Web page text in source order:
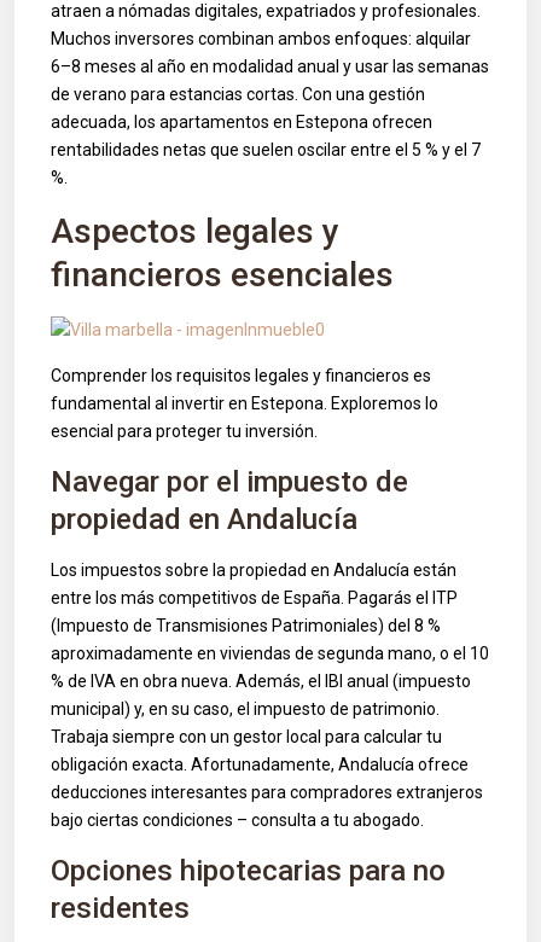
atraen a nómadas digitales, expatriados y profesionales.
Muchos inversores combinan ambos enfoques: alquilar
6–8 meses al año en modalidad anual y usar las semanas
de verano para estancias cortas. Con una gestión
adecuada, los apartamentos en Estepona ofrecen
rentabilidades netas que suelen oscilar entre el 5 % y el 7
%.
Aspectos legales y
financieros esenciales
Comprender los requisitos legales y financieros es
fundamental al invertir en Estepona. Exploremos lo
esencial para proteger tu inversión.
Navegar por el impuesto de
propiedad en Andalucía
Los impuestos sobre la propiedad en Andalucía están
entre los más competitivos de España. Pagarás el ITP
(Impuesto de Transmisiones Patrimoniales) del 8 %
aproximadamente en viviendas de segunda mano, o el 10
% de IVA en obra nueva. Además, el IBI anual (impuesto
municipal) y, en su caso, el impuesto de patrimonio.
Trabaja siempre con un gestor local para calcular tu
obligación exacta. Afortunadamente, Andalucía ofrece
deducciones interesantes para compradores extranjeros
bajo ciertas condiciones – consulta a tu abogado.
Opciones hipotecarias para no
residentes